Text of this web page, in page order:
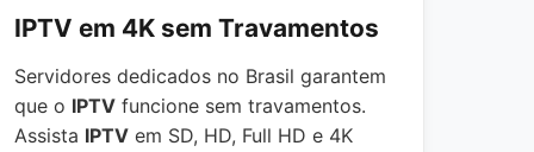
IPTV em 4K sem Travamentos
Servidores dedicados no Brasil garantem
que o IPTV funcione sem travamentos.
Assista IPTV em SD, HD, Full HD e 4K